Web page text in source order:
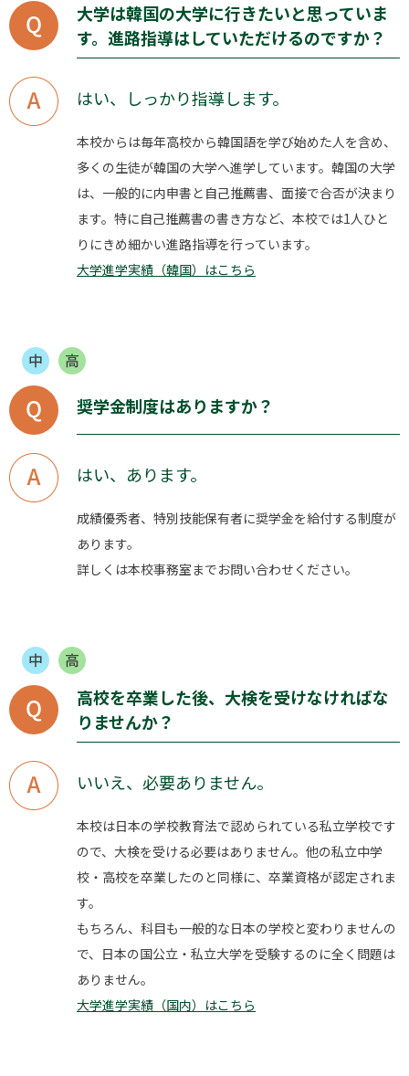
大学は韓国の大学に行きたいと思っていま
す。進路指導はしていただけるのですか？
はい、しっかり指導します。
本校からは毎年高校から韓国語を学び始めた人を含め、
多くの生徒が韓国の大学へ進学しています。韓国の大学
は、一般的に内申書と自己推薦書、面接で合否が決まり
ます。特に自己推薦書の書き方など、本校では1人ひと
りにきめ細かい進路指導を行っています。
大学進学実績（韓国）はこちら
奨学金制度はありますか？
はい、あります。
成績優秀者、特別技能保有者に奨学金を給付する制度が
あります。
詳しくは本校事務室までお問い合わせください。
高校を卒業した後、大検を受けなければな
りませんか？
いいえ、必要ありません。
本校は日本の学校教育法で認められている私立学校です
ので、大検を受ける必要はありません。他の私立中学
校・高校を卒業したのと同様に、卒業資格が認定されま
す。
もちろん、科目も一般的な日本の学校と変わりませんの
で、日本の国公立・私立大学を受験するのに全く問題は
ありません。
大学進学実績（国内）はこちら